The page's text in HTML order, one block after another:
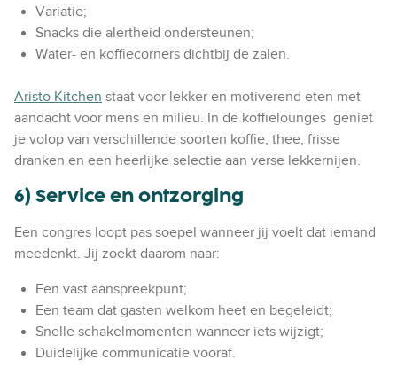
Variatie;
Snacks die alertheid ondersteunen;
Water- en koffiecorners dichtbij de zalen.
Aristo Kitchen staat voor lekker en motiverend eten met
aandacht voor mens en milieu. In de koffielounges geniet
je volop van verschillende soorten koffie, thee, frisse
dranken en een heerlijke selectie aan verse lekkernijen.
6) Service en ontzorging
Een congres loopt pas soepel wanneer jij voelt dat iemand
meedenkt. Jij zoekt daarom naar:
Een vast aanspreekpunt;
Een team dat gasten welkom heet en begeleidt;
Snelle schakelmomenten wanneer iets wijzigt;
Duidelijke communicatie vooraf.